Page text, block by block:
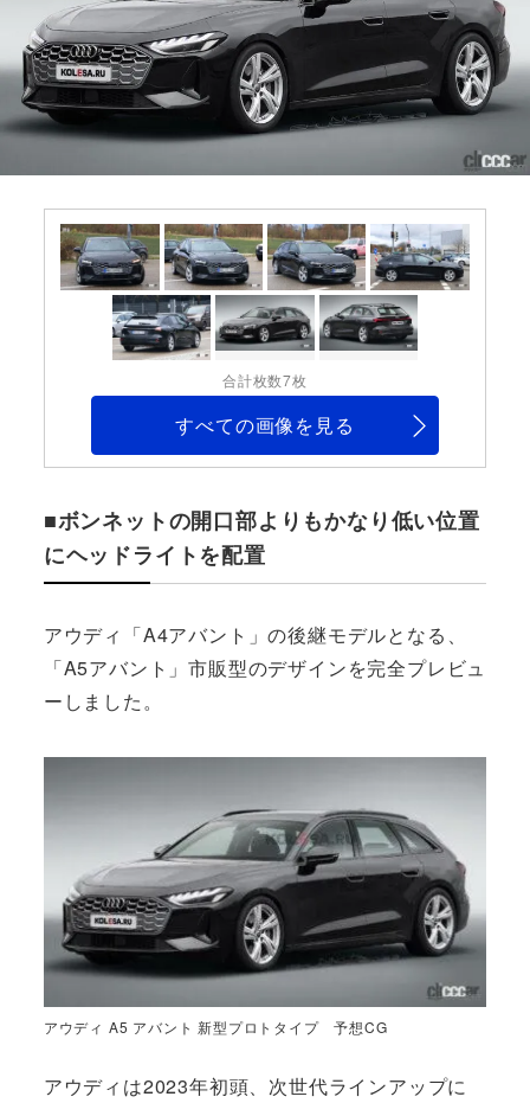
合計枚数7枚
すべての画像を見る
■ボンネットの開口部よりもかなり低い位置
にヘッドライトを配置
アウディ「A4アバント」の後継モデルとなる、
「A5アバント」市販型のデザインを完全プレビュ
ーしました。
アウディ A5 アバント 新型プロトタイプ 予想CG
アウディは2023年初頭、次世代ラインアップに